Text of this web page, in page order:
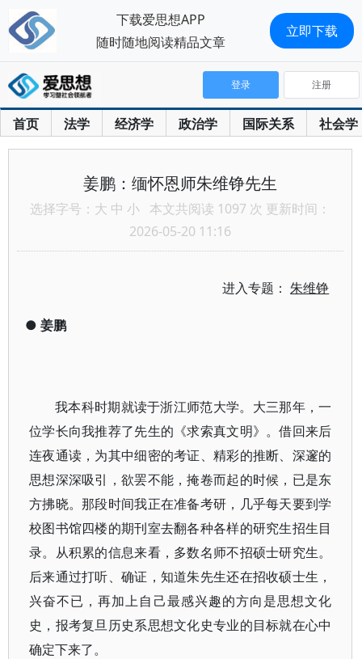
首页 法学 经济学 政治学 国际关系 社会学
登录 注册
姜鹏：缅怀恩师朱维铮先生
选择字号： 大 中 小 本文共阅读 1097 次 更新时间：
2026-05-20 11:16
进入专题：朱维铮
● 姜鹏
我本科时期就读于浙江师范大学。大三那年，一
位学长向我推荐了先生的《求索真文明》。借回来后
连夜通读，为其中细密的考证、精彩的推断、深邃的
思想深深吸引，欲罢不能，掩卷而起的时候，已是东
方拂晓。那段时间我正在准备考研，几乎每天要到学
校图书馆四楼的期刊室去翻各种各样的研究生招生目
录。从积累的信息来看，多数名师不招硕士研究生。
后来通过打听、确证，知道朱先生还在招收硕士生，
兴奋不已，再加上自己最感兴趣的方向是思想文化
史，报考复旦历史系思想文化史专业的目标就在心中
确定下来了。
下载爱思想APP
随时随地阅读精品文章
立即下载